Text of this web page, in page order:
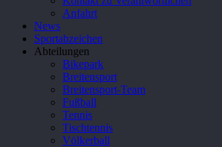
Anfahrt
News
Sportabzeichen
Abteilungen
Bikepark
Breitensport
Breitensport-Team
Fußball
Tennis
Tischtennis
Völkerball